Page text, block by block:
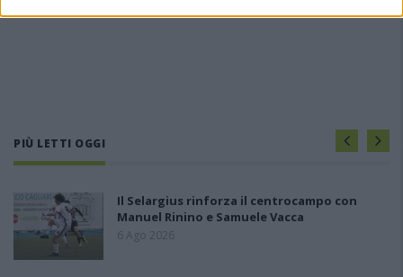
PIÙ LETTI OGGI
Il Selargius rinforza il centrocampo con
Manuel Rinino e Samuele Vacca
6 Ago 2026